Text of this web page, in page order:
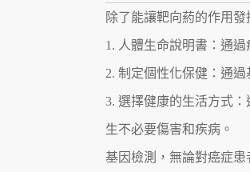
除了能讓靶向葯的作用
1. 人體生命說明書：通
2. 制定個性化保健：通
3. 選擇健康的生活方式：
生不必要傷害和疾病。
基因檢測，無論對癌症